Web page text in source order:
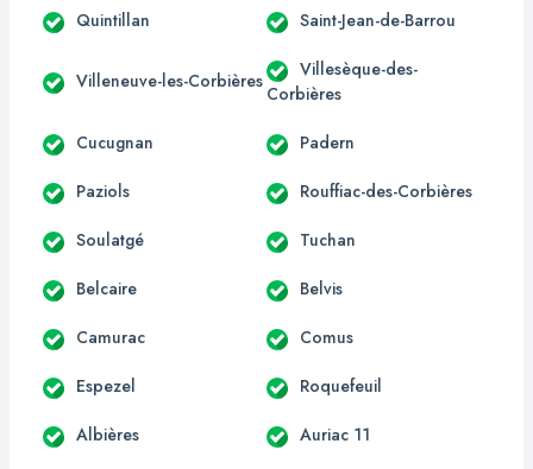
Quintillan Saint-Jean-de-Barrou
Villeneuve-les-Corbières
Villesèque-des-
Corbières
Cucugnan Padern
Paziols Rouffiac-des-Corbières
Soulatgé Tuchan
Belcaire Belvis
Camurac Comus
Espezel Roquefeuil
Albières Auriac 11